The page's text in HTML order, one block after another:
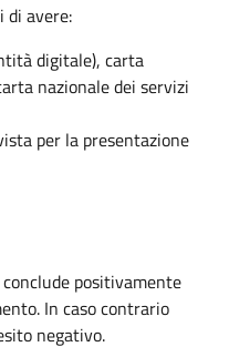
di avere:
digitale), carta
nazionale dei servizi
per la presentazione
positivamente
In caso contrario
negativo.